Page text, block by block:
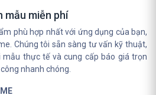
mẫu miễn phí
phù hợp nhất với ứng dụng của bạn,
Chúng tôi sẵn sàng tư vấn kỹ thuật,
mẫu thực tế và cung cấp báo giá trọn
nhanh chóng.